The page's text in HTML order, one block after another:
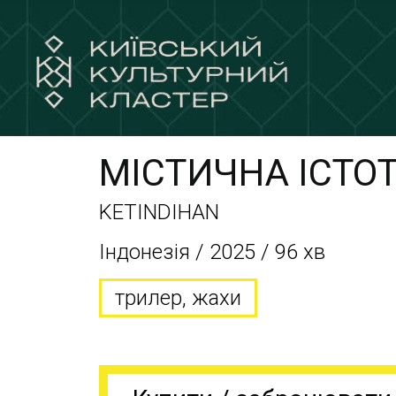
МІСТИЧНА
KETINDIHAN
Індонезія / 2025 / 96 хв
трилер, жахи